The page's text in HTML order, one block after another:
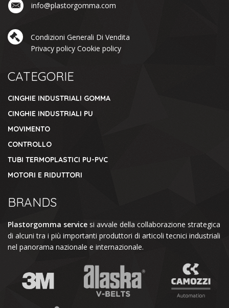
info@plastorgomma.com
Condizioni Generali Di Vendita
Privacy policy Cookie policy
CATEGORIE
CINGHIE INDUSTRIALI GOMMA
CINGHIE INDUSTRIALI PU
MOVIMENTO
CONTROLLO
TUBI TERMOPLASTICI PU-PVC
MOTORI E RIDUTTORI
BRANDS
Plastorgomma service si avvale della collaborazione strategica
di alcuni tra i più importanti produttori di articoli tecnici industriali
nel panorama nazionale e internazionale.